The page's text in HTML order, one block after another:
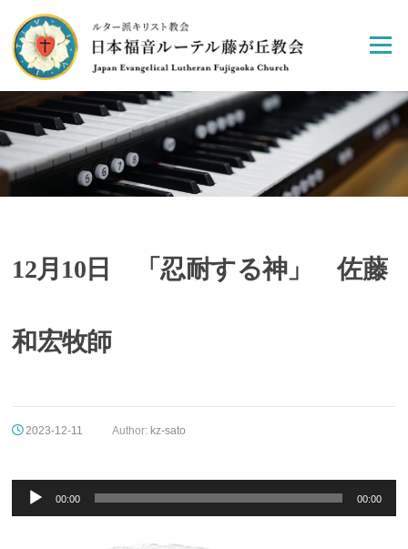
content
Menu
12月10日 「忍耐する神」 佐藤
和宏牧師
2023-12-11 Author: kz-sato
プ
00:00 00:00